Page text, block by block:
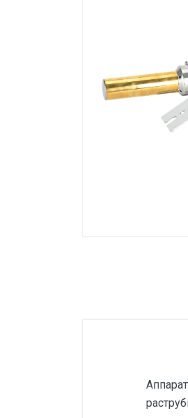
Расходные материалы